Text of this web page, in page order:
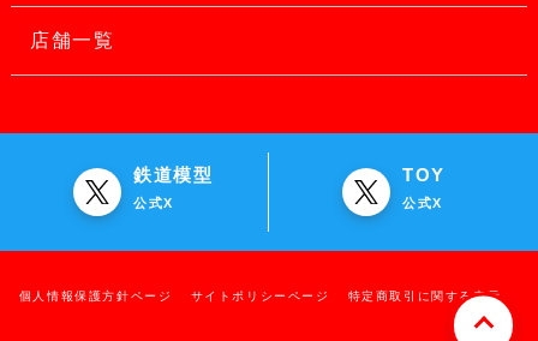
店舗一覧
鉄道模型
公式X
TOY
公式X
個人情報保護方針ページ サイトポリシーページ 特定商取引に関する表示